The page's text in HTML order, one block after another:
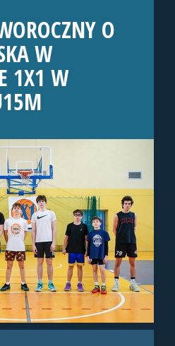
O
W
1X1 W